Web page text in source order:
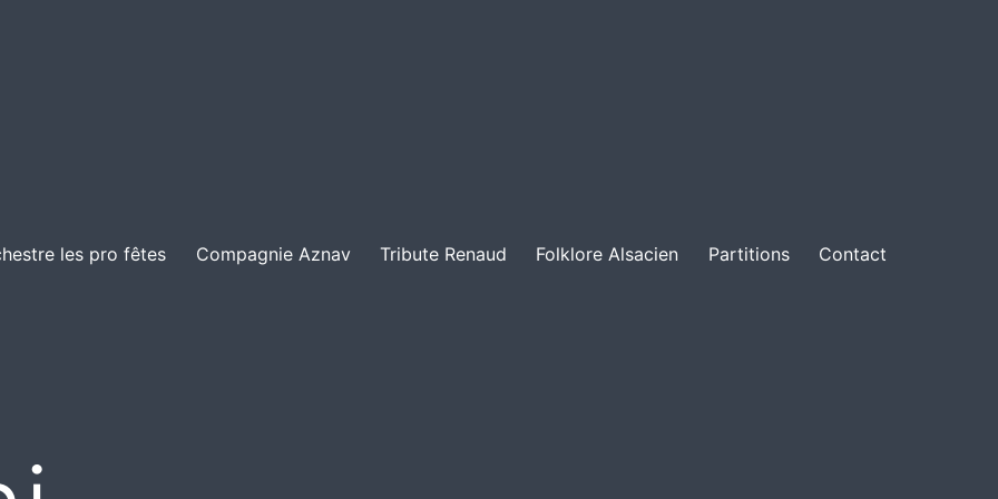
les pro fêtes Compagnie Aznav Tribute Renaud Folklore Alsacien Partitions Contact